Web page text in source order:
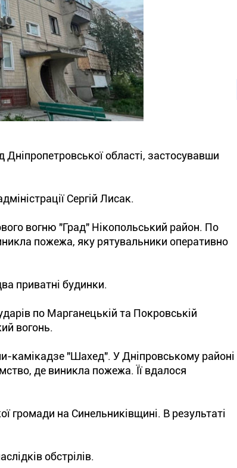
Дніпропетровської області, застосувавши
Сергій Лисак.
вогню "Град" Нікопольський район. По
пожежа, яку рятувальники оперативно
приватні будинки.
по Марганецькій та Покровській
вогонь.
камікадзе "Шахед". У Дніпровському районі
де виникла пожежа. Її вдалося
громади на Синельниківщині. В результаті
обстрілів.